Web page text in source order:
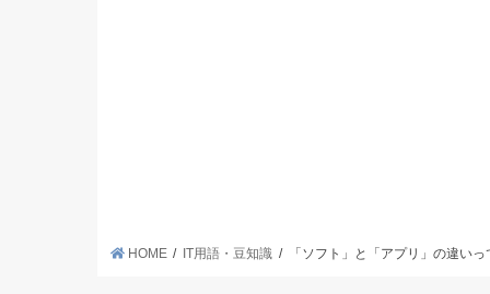
HOME IT用語・豆知識 「ソフト」と「アプリ」の違いっ